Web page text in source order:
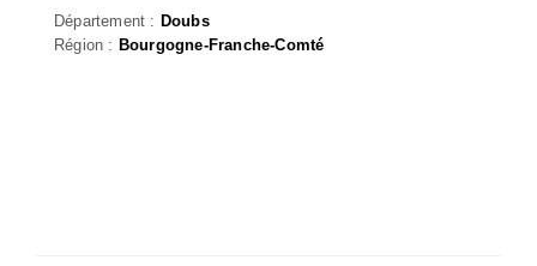
Département : Doubs
Région : Bourgogne-Franche-Comté